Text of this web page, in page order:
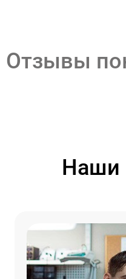
Отзывы
Наши